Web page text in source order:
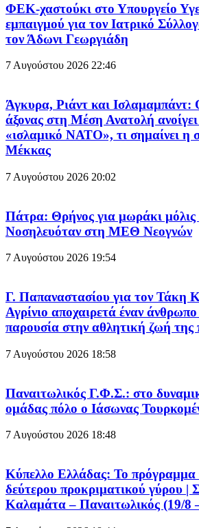
ΦΕΚ-χαστούκι στο Υπουργείο
εμπαιγμού για τον Ιατρικό
τον Άδωνι Γεωργιάδη
7 Αυγούστου 2026 22:46
Άγκυρα, Ριάντ και Ισλαμαμπάντ:
άξονας στη Μέση Ανατολή
«ισλαμικό ΝΑΤΟ», τι σημαίνει η
Μέκκας
7 Αυγούστου 2026 20:02
Πάτρα: Θρήνος για μωράκι
Νοσηλευόταν στη ΜΕΘ Νεογνών
7 Αυγούστου 2026 19:54
Γ. Παπαναστασίου για τον Τάκη
Αγρίνιο αποχαιρετά έναν
παρουσία στην αθλητική ζωή της
7 Αυγούστου 2026 18:58
Παναιτωλικός Γ.Φ.Σ.: στο
ομάδας πόλο ο Ιάσωνας
7 Αυγούστου 2026 18:48
Κύπελλο Ελλάδας: Το
δεύτερου προκριματικού γύρου |
Καλαμάτα – Παναιτωλικός (19/8